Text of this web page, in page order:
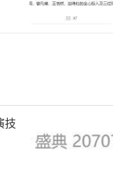
技